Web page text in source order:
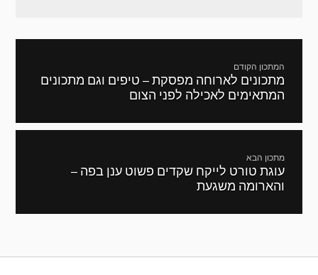
המתכון הקודם
מתכון
קודם:
מתכונים לארוחה מפסקת – טיפים וגם מתכונים
המתאימים לאכילה לפני הצום
מתכון הבא
המתכון
הבא:
עוגת טורט לייקח שקדים פשוט ענן בפה –
והארומה משגעת